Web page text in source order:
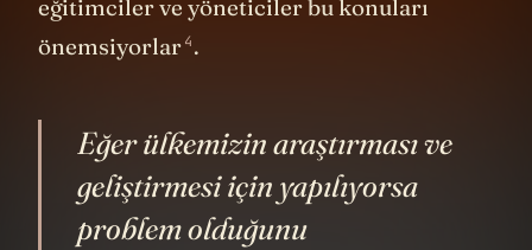
eğitimciler ve yöneticiler bu konuları
önemsiyorlar4.
Eğer ülkemizin araştırması ve
geliştirmesi için yapılıyorsa
problem olduğunu